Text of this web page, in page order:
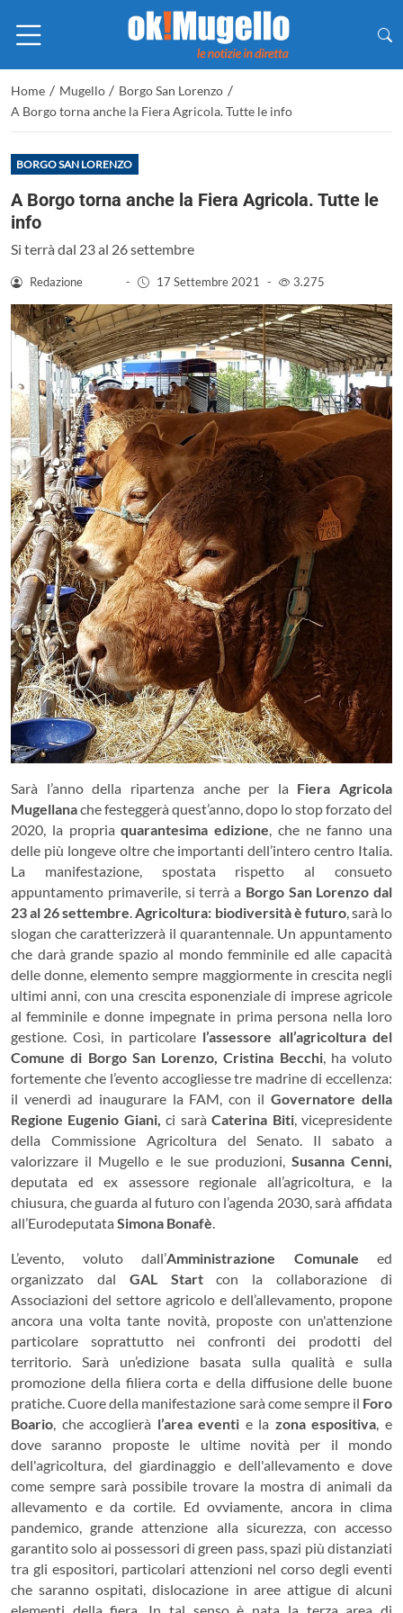
Home / Mugello / Borgo San Lorenzo /
A Borgo torna anche la Fiera Agricola. Tutte le info
BORGO SAN LORENZO
A Borgo torna anche la Fiera Agricola. Tutte le
info
Si terrà dal 23 al 26 settembre
Redazione - 17 Settembre 2021 - 3.275
Sarà l’anno della ripartenza anche per la Fiera Agricola
Mugellanache festeggerà quest’anno, dopo lo stop forzato del
2020, la propriaquarantesima edizione, che ne fanno una
delle più longeve oltre che importanti dell’intero centro Italia.
La manifestazione, spostata rispetto al consueto
appuntamento primaverile, si terrà a Borgo San Lorenzo dal
23 al 26 settembre.Agricoltura: biodiversità è futuro, sarà lo
slogan che caratterizzerà il quarantennale. Un appuntamento
che darà grande spazio al mondo femminile ed alle capacità
delle donne, elemento sempre maggiormente in crescita negli
ultimi anni, con una crescita esponenziale di imprese agricole
al femminile e donne impegnate in prima persona nella loro
gestione. Così, in particolare l’assessore all’agricoltura del
Comune di Borgo San Lorenzo, Cristina Becchi, ha voluto
fortemente che l’evento accogliesse tre madrine di eccellenza:
il venerdì ad inaugurare la FAM, con ilGovernatore della
Regione Eugenio Giani, ci saràCaterina Biti, vicepresidente
della Commissione Agricoltura del Senato. Il sabato a
valorizzare il Mugello e le sue produzioni, Susanna Cenni,
deputata ed ex assessore regionale all’agricoltura, e la
chiusura, che guarda al futuro con l’agenda 2030, sarà affidata
all’Eurodeputata Simona Bonafè.
L’evento, voluto dall’Amministrazione Comunale ed
organizzato dal GAL Startcon la collaborazione di
Associazioni del settore agricolo e dell’allevamento, propone
ancora una volta tante novità, proposte con un'attenzione
particolare soprattutto nei confronti dei prodotti del
territorio. Sarà un’edizione basata sulla qualità e sulla
promozione della filiera corta e della diffusione delle buone
pratiche. Cuore della manifestazione sarà come sempre il Foro
Boario, che accoglierà l’area eventi e la zona espositiva, e
dove saranno proposte le ultime novità per il mondo
dell'agricoltura, del giardinaggio e dell'allevamento e dove
come sempre sarà possibile trovare la mostra di animali da
allevamento e da cortile. Ed ovviamente, ancora in clima
pandemico, grande attenzione alla sicurezza, con accesso
garantito solo ai possessori di green pass, spazi più distanziati
tra gli espositori, particolari attenzioni nel corso degli eventi
che saranno ospitati, dislocazione in aree attigue di alcuni